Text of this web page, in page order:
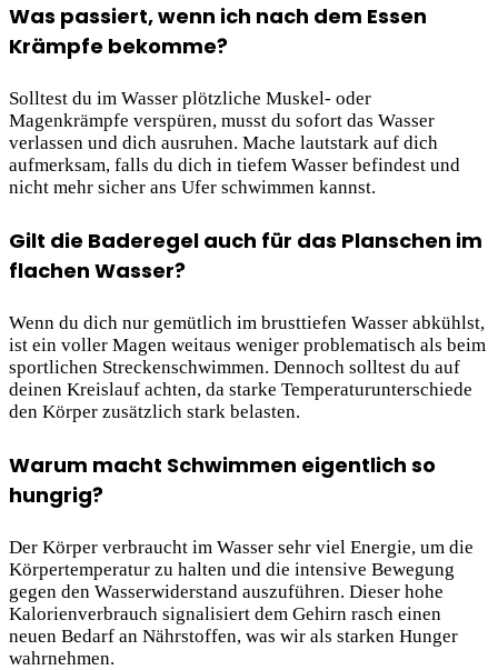
Was passiert, wenn ich nach dem Essen
Krämpfe bekomme?
Solltest du im Wasser plötzliche Muskel- oder
Magenkrämpfe verspüren, musst du sofort das Wasser
verlassen und dich ausruhen. Mache lautstark auf dich
aufmerksam, falls du dich in tiefem Wasser befindest und
nicht mehr sicher ans Ufer schwimmen kannst.
Gilt die Baderegel auch für das Planschen im
flachen Wasser?
Wenn du dich nur gemütlich im brusttiefen Wasser abkühlst,
ist ein voller Magen weitaus weniger problematisch als beim
sportlichen Streckenschwimmen. Dennoch solltest du auf
deinen Kreislauf achten, da starke Temperaturunterschiede
den Körper zusätzlich stark belasten.
Warum macht Schwimmen eigentlich so
hungrig?
Der Körper verbraucht im Wasser sehr viel Energie, um die
Körpertemperatur zu halten und die intensive Bewegung
gegen den Wasserwiderstand auszuführen. Dieser hohe
Kalorienverbrauch signalisiert dem Gehirn rasch einen
neuen Bedarf an Nährstoffen, was wir als starken Hunger
wahrnehmen.